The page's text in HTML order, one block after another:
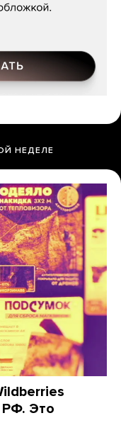
НЕДЕЛЕ
РФ. Это